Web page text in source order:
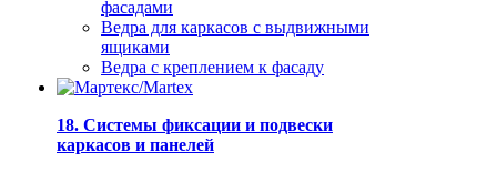
фасадами
Ведра для каркасов с выдвижными
ящиками
Ведра с креплением к фасаду
18. Системы фиксации и подвески
каркасов и панелей